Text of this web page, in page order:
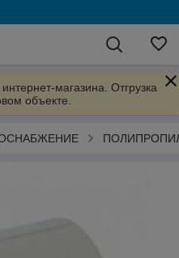
магазина. Отгрузка
объекте.